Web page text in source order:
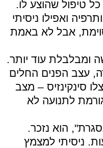
טיפול שהוצע לו.
ואפילו ניסיתי
אבל לא באמת
ומבלבלת עוד יותר.
עצב הפנים החלים
סינקינזיס – מצב
לתנועה לא
הוא נזכר.
ניסיתי למצמץ